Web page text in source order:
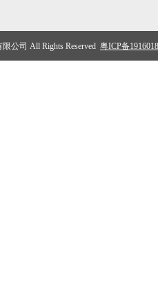
公司 All Rights Reserved 粤ICP备